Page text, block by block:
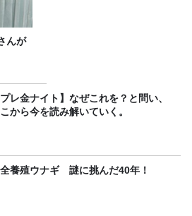
んが
プレ金ナイト】なぜこれを？と問い、
から今を読み解いていく。
養殖ウナギ 謎に挑んだ40年！